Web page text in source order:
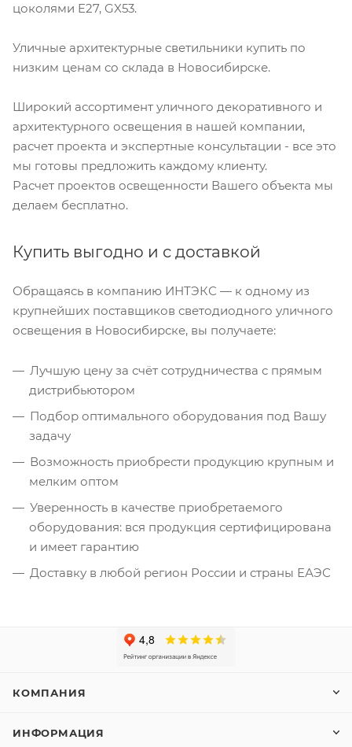
цоколями E27, GX53.
Уличные архитектурные светильники купить по
низким ценам со склада в Новосибирске.
Широкий ассортимент уличного декоративного и
архитектурного освещения в нашей компании,
расчет проекта и экспертные консультации - все это
мы готовы предложить каждому клиенту.
Расчет проектов освещенности Вашего объекта мы
делаем бесплатно.
Купить выгодно и с доставкой
Обращаясь в компанию ИНТЭКС — к одному из
крупнейших поставщиков светодиодного уличного
освещения в Новосибирске, вы получаете:
Лучшую цену за счёт сотрудничества с прямым
дистрибьютором
Подбор оптимального оборудования под Вашу
задачу
Возможность приобрести продукцию крупным и
мелким оптом
Уверенность в качестве приобретаемого
оборудования: вся продукция сертифицирована
и имеет гарантию
Доставку в любой регион России и страны ЕАЭС
КОМПАНИЯ
ИНФОРМАЦИЯ